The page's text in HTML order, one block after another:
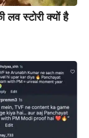
लव स्टोरी क्यों है